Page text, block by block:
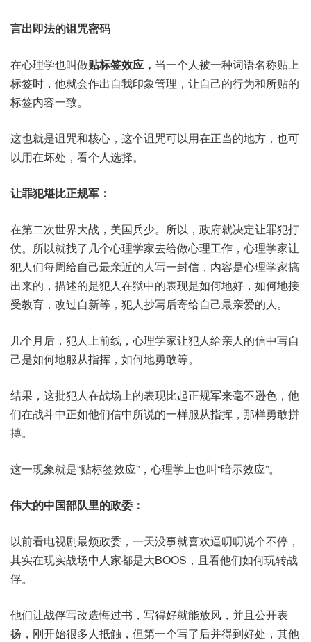
言出即法的诅咒密码
在心理学也叫做贴标签效应， 当一个人被一种词语名称贴上
标签时，他就会作出自我印象管理，让自己的行为和所贴的
标签内容一致。
这也就是诅咒和核心，这个诅咒可以用在正当的地方，也可
以用在坏处，看个人选择。
让罪犯堪比正规军：
在第二次世界大战，美国兵少。所以，政府就决定让罪犯打
仗。所以就找了几个心理学家去给做心理工作，心理学家让
犯人们每周给自己最亲近的人写一封信，内容是心理学家搞
出来的，描述的是犯人在狱中的表现是如何地好，如何地接
受教育，改过自新等，犯人抄写后寄给自己最亲爱的人。
几个月后，犯人上前线，心理学家让犯人给亲人的信中写自
己是如何地服从指挥，如何地勇敢等。
结果，这批犯人在战场上的表现比起正规军来毫不逊色，他
们在战斗中正如他们信中所说的一样服从指挥，那样勇敢拼
搏。
这一现象就是“贴标签效应”，心理学上也叫“暗示效应”。
伟大的中国部队里的政委：
以前看电视剧最烦政委，一天没事就喜欢逼叨叨说个不停，
其实在现实战场中人家都是大BOOS，且看他们如何玩转战
俘。
他们让战俘写改造悔过书，写得好就能放风，并且公开表
扬，刚开始很多人抵触，但第一个写了后并得到好处，其他